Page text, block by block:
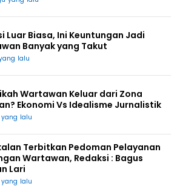
Luar Biasa, Ini Keuntungan Jadi
Banyak yang Takut
lalu
Wartawan Keluar dari Zona
Ekonomi Vs Idealisme Jurnalistik
lalu
Terbitkan Pedoman Pelayanan
Wartawan, Redaksi : Bagus
Lari
lalu